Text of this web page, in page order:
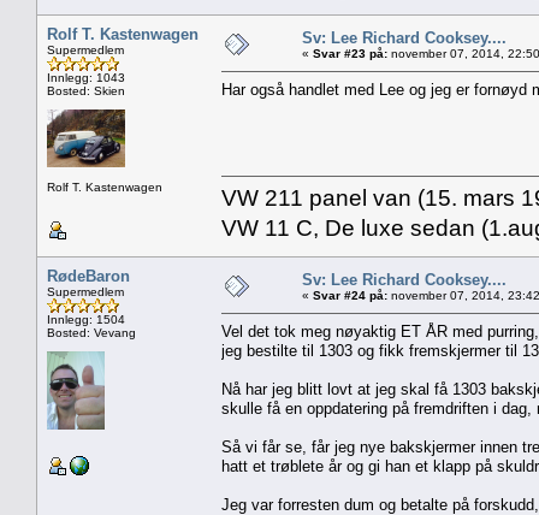
Rolf T. Kastenwagen
Supermedlem
Innlegg: 1043
Bosted: Skien
Rolf T. Kastenwagen
Sv: Lee Richard Cooksey....
« Svar #23 på: november 07, 2014,
Har også handlet med Lee og jeg er fornøyd
VW 211 panel van (15. mars
VW 11 C, De luxe sedan
RødeBaron
Supermedlem
Innlegg: 1504
Bosted: Vevang
Sv: Lee Richard Cooksey....
« Svar #24 på: november 07, 2014,
Vel det tok meg nøyaktig ET ÅR med
jeg bestilte til 1303 og fikk fremskjermer til
Nå har jeg blitt lovt at jeg skal få 1303
skulle få en oppdatering på fremdriften i
Så vi får se, får jeg nye bakskjermer innen
hatt et trøblete år og gi han et klapp på
Jeg var forresten dum og betalte på